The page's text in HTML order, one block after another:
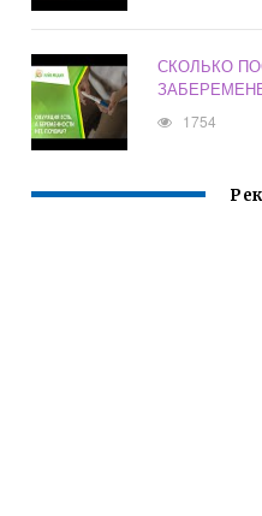
СКОЛЬКО
1754